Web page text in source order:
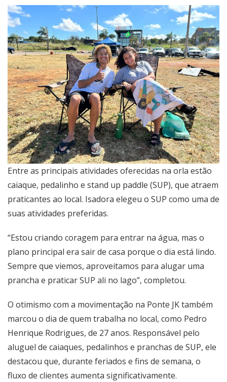
Entre as principais atividades oferecidas na orla estão
caiaque, pedalinho e stand up paddle (SUP), que atraem
praticantes ao local. Isadora elegeu o SUP como uma de
suas atividades preferidas.
“Estou criando coragem para entrar na água, mas o
plano principal era sair de casa porque o dia está lindo.
Sempre que viemos, aproveitamos para alugar uma
prancha e praticar SUP ali no lago”, completou.
O otimismo com a movimentação na Ponte JK também
marcou o dia de quem trabalha no local, como Pedro
Henrique Rodrigues, de 27 anos. Responsável pelo
aluguel de caiaques, pedalinhos e pranchas de SUP, ele
destacou que, durante feriados e fins de semana, o
fluxo de clientes aumenta significativamente.